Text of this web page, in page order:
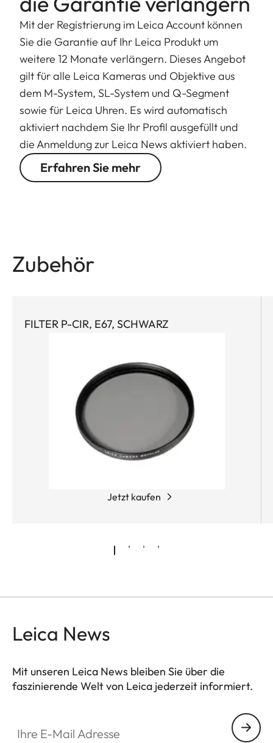
arretierbare Gegenlichtblende schützt das
Objektiv vor Streulicht und Verschmutzung.
Darüber hinaus ist das Leica Noctilux-M 1:1,25/75
ASPH. extrem zukunftssicher, weil es über große
Leistungsreserven verfügt die auch Bildausschnitte
durch Sensoren mit kleineren Pixel zulassen.
Mit der Registrierung im Leica Account können
Sie die Garantie auf Ihr Leica Produkt um
weitere 12 Monate verlängern. Dieses Angebot
gilt für alle Leica Kameras und Objektive aus
dem M-System, SL-System und Q-Segment
sowie für Leica Uhren. Es wird automatisch
aktiviert nachdem Sie Ihr Profil ausgefüllt und
die Anmeldung zur Leica News aktiviert haben.
Erfahren Sie mehr
Zubehör
FILTER P-CIR, E67, SCHWARZ
Jetzt kaufen
Leica News
Mit unseren Leica News bleiben Sie über die
faszinierende Welt von Leica jederzeit informiert.